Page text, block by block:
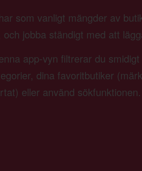
som vanligt mängder av
och jobba ständigt med att
app-vyn filtrerar du
dina favoritbutiker
eller använd sökfunktionen.